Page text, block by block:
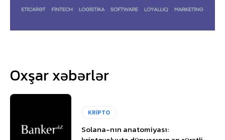
Oxşar xəbərlər
KRİPTO
Solana-nın anatomiyası: